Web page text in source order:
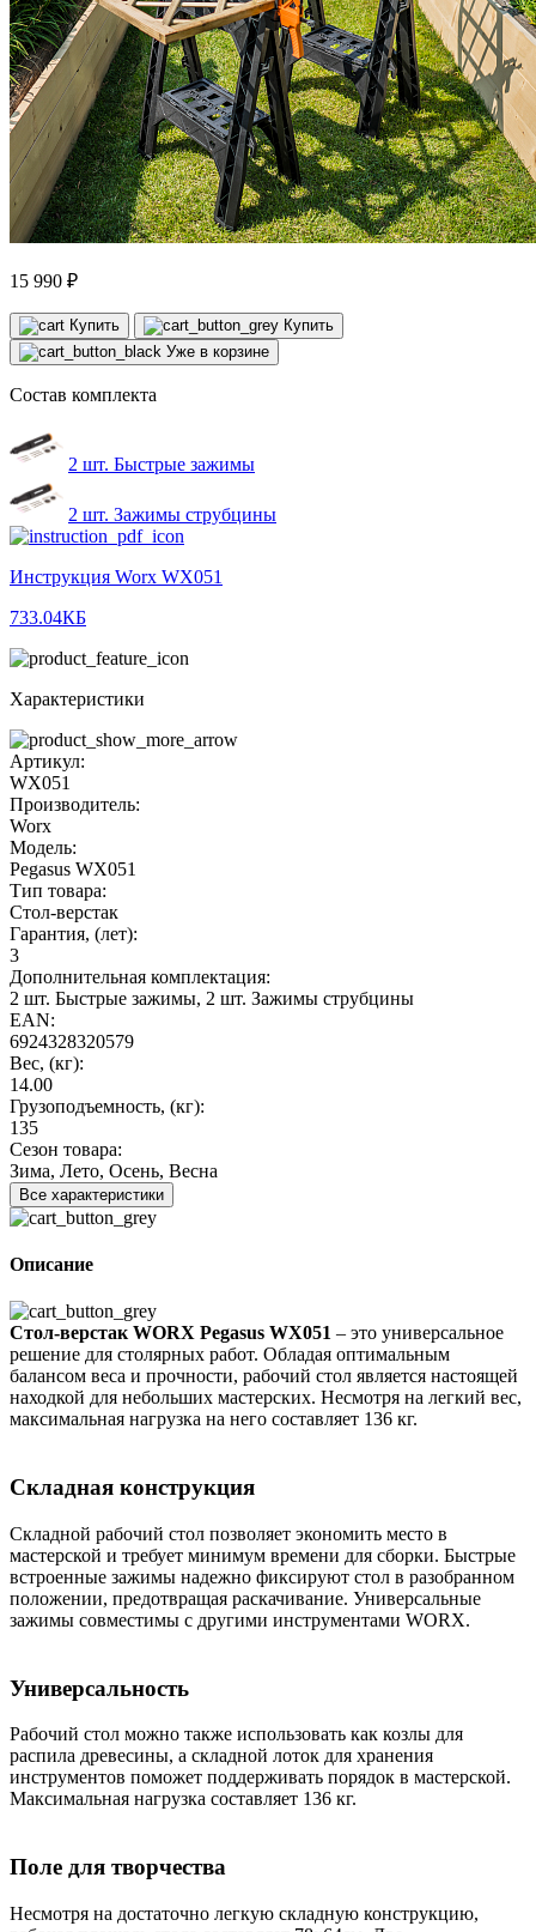
15 990 ₽
Купить
Купить
Уже в корзине
Состав комплекта
2 шт. Быстрые зажимы
2 шт. Зажимы струбцины
Инструкция Worx WX051
733.04КБ
Характеристики
Артикул:
WX051
Производитель:
Worx
Модель:
Pegasus WX051
Тип товара:
Стол-верстак
Гарантия, (лет):
3
Дополнительная комплектация:
2 шт. Быстрые зажимы, 2 шт. Зажимы струбцины
EAN:
6924328320579
Вес, (кг):
14.00
Грузоподъемность, (кг):
135
Сезон товара:
Зима, Лето, Осень, Весна
Все характеристики
Описание
Стол-верстак WORX Pegasus WX051 – это универсальное
решение для столярных работ. Обладая оптимальным
балансом веса и прочности, рабочий стол является настоящей
находкой для небольших мастерских. Несмотря на легкий вес,
максимальная нагрузка на него составляет 136 кг.
Складная конструкция
Складной рабочий стол позволяет экономить место в
мастерской и требует минимум времени для сборки. Быстрые
встроенные зажимы надежно фиксируют стол в разобранном
положении, предотвращая раскачивание. Универсальные
зажимы совместимы с другими инструментами WORX.
Универсальность
Рабочий стол можно также использовать как козлы для
распила древесины, а складной лоток для хранения
инструментов поможет поддерживать порядок в мастерской.
Максимальная нагрузка составляет 136 кг.
Поле для творчества
Несмотря на достаточно легкую складную конструкцию,